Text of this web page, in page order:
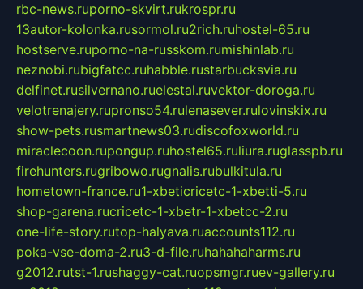
rbc-news.ruporno-skvirt.rukrospr.ru
13autor-kolonka.rusormol.ru2rich.ruhostel-65.ru
hostserve.ruporno-na-russkom.rumishinlab.ru
neznobi.rubigfatcc.ruhabble.rustarbucksvia.ru
delfinet.rusilvernano.ruelestal.ruvektor-doroga.ru
velotrenajery.rupronso54.rulenasever.rulovinskix.ru
show-pets.rusmartnews03.rudiscofoxworld.ru
miraclecoon.rupongup.ruhostel65.ruliura.ruglasspb.ru
firehunters.rugribowo.rugnalis.rubulkitula.ru
hometown-france.ru1-xbeticricetc-1-xbetti-5.ru
shop-garena.rucricetc-1-xbetr-1-xbetcc-2.ru
one-life-story.rutop-halyava.ruaccounts112.ru
poka-vse-doma-2.ru3-d-file.ruhahahaharms.ru
g2012.rutst-1.rushaggy-cat.ruopsmgr.ruev-gallery.ru